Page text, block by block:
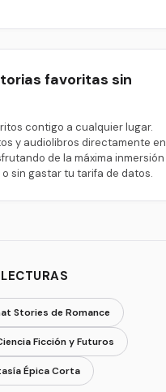
favoritas sin
contigo a cualquier lugar.
y audiolibros directamente en
de la máxima inmersión
sin gastar tu tarifa de datos.
Stories de Romance
Ficción y Futuros
Épica Corta